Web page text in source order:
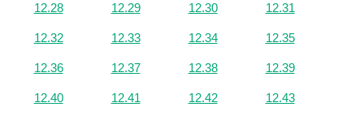
12.28 12.29 12.30 12.31
12.32 12.33 12.34 12.35
12.36 12.37 12.38 12.39
12.40 12.41 12.42 12.43